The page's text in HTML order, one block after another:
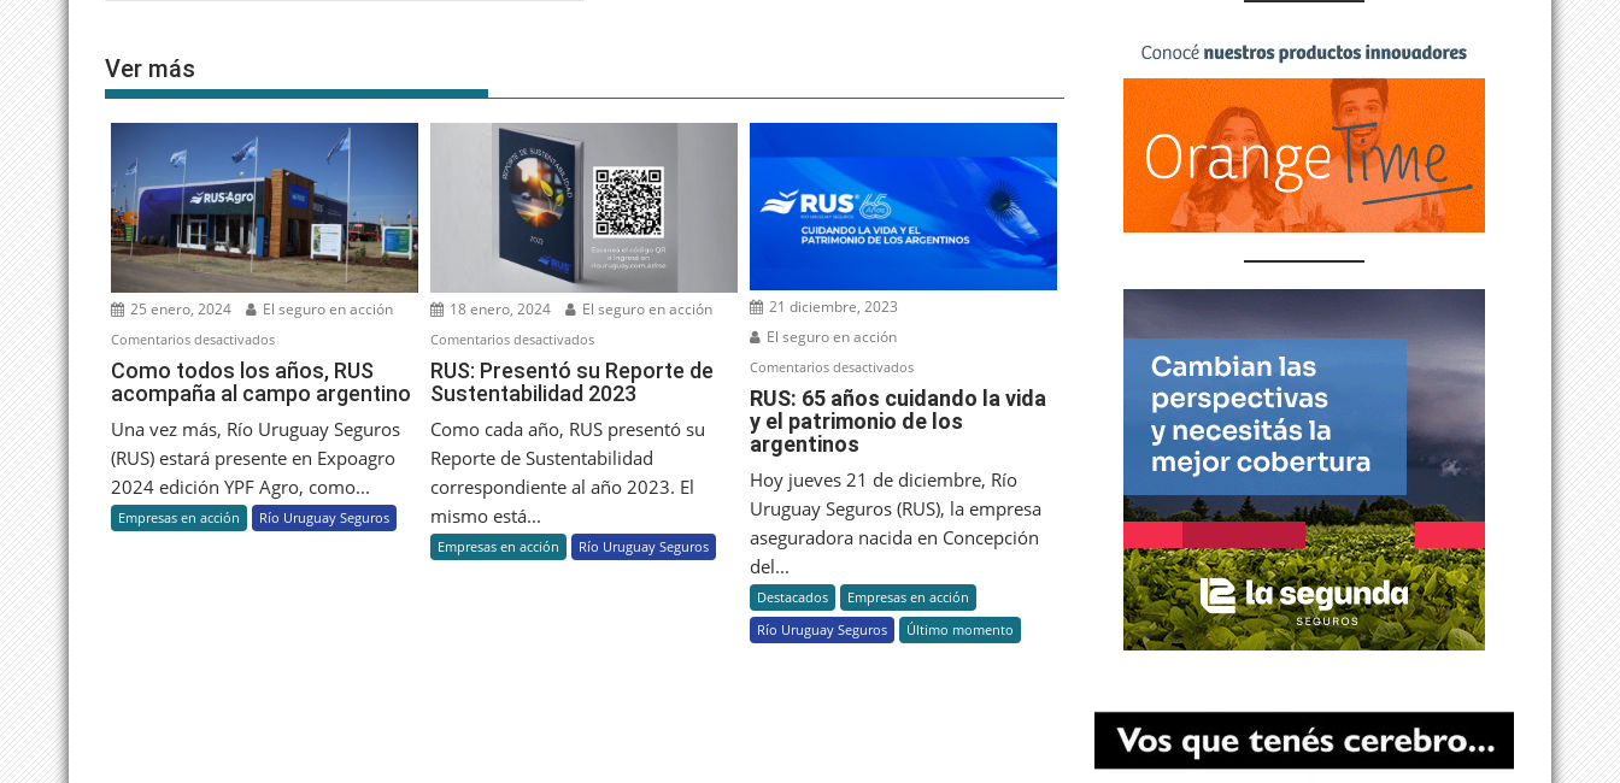
Ver más
25 enero, 2024 El seguro en acción
Comentarios desactivadosen
Como
todos
años,
RUS
acompaña
al
Como todos los años, RUS
acompaña al campo argentino
Una vez más, Río Uruguay Seguros
(RUS) estará presente en Expoagro
2024 edición YPF Agro, como...
Empresas en acción Río Uruguay Seguros
18 enero, 2024 El seguro en acción
Comentarios desactivadosen
RUS:
Presentó
Reporte
de
Sustentabilidad
RUS: Presentó su Reporte de
Sustentabilidad 2023
Como cada año, RUS presentó su
Reporte de Sustentabilidad
correspondiente al año 2023. El
mismo está...
Empresas en acción Río Uruguay Seguros
21 diciembre, 2023
El seguro en acción
Comentarios desactivadosen
RUS:
65
cuidando
la
patrimonio
de
RUS: 65 años cuidando la vida
y el patrimonio de los
argentinos
Hoy jueves 21 de diciembre, Río
Uruguay Seguros (RUS), la empresa
aseguradora nacida en Concepción
del...
Destacados
Empresas en acción
Río Uruguay Seguros
Último momento